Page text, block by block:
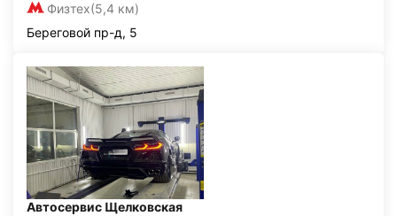
Физтех(5,4 км)
Береговой пр-д, 5
Автосервис Щелковская